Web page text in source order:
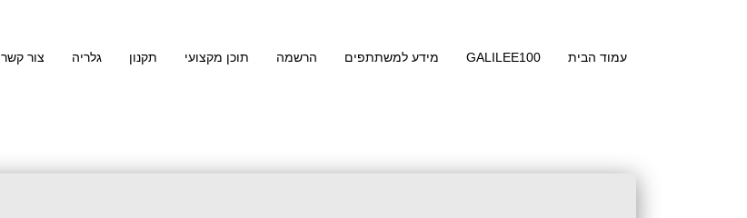
עמוד הבית GALILEE100 מידע למשתתפים הרשמה תוכן מקצועי תקנון גלריה צור קשר